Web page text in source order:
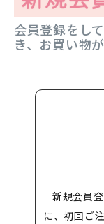
会員登録をし
き、お買い物
新規会員
に、初回ご